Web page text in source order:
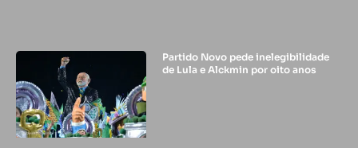
Partido Novo pede inelegibilidade
de Lula e Alckmin por oito anos